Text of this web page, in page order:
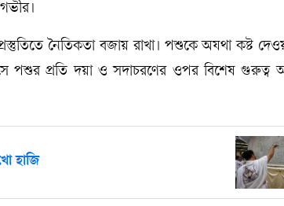
নৈতিকতা বজায় রাখা। পশুকে অযথা কষ্ট
পশুর প্রতি দয়া ও সদাচরণের ওপর বিশেষ
হাজি